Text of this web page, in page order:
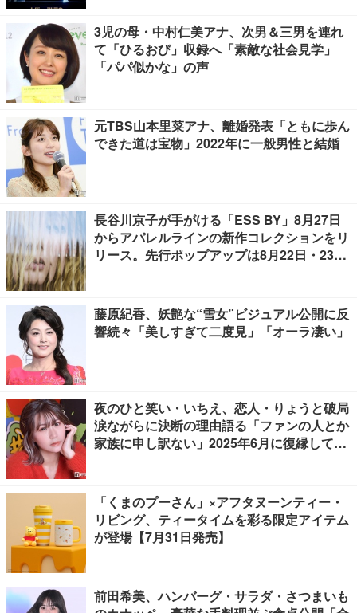
3児の母・中村仁美アナ、次男＆三男を連れ
て「ひるおび」収録へ「素敵な社会見学」
「パパ似かな」の声
元TBS山本里菜アナ、離婚発表「ともに歩ん
できた道は宝物」2022年に一般男性と結婚
長谷川京子が手がける「ESS BY」8月27日
からアパレルラインの新作コレクションをリ
リース。先行ポップアップは8月22日・23日
藤原紀香、妖艶な“雪女”ビジュアル公開に反
響続々「美しすぎて二度見」「オーラ凄い」
夜のひと笑い・いちえ、恋人・りょうと破局
涙ながらに決断の理由語る「ファンの人とか
家族に申し訳ない」2025年6月に復縁してい
「くまのプーさん」×アフタヌーンティー・
リビング、ティータイムを彩る限定アイテム
が登場【7月31日発売】
前田希美、ハンバーグ・サラダ・さつまいも